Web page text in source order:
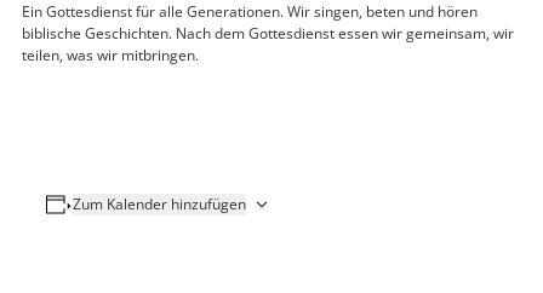
Ein Gottesdienst für alle Generationen. Wir singen, beten und hören
biblische Geschichten. Nach dem Gottesdienst essen wir gemeinsam, wir
teilen, was wir mitbringen.
Zum Kalender hinzufügen